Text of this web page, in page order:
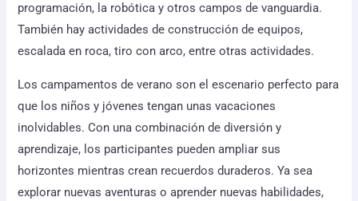
programación, la robótica y otros campos de vanguardia.
También hay actividades de construcción de equipos,
escalada en roca, tiro con arco, entre otras actividades.
Los campamentos de verano son el escenario perfecto para
que los niños y jóvenes tengan unas vacaciones
inolvidables. Con una combinación de diversión y
aprendizaje, los participantes pueden ampliar sus
horizontes mientras crean recuerdos duraderos. Ya sea
explorar nuevas aventuras o aprender nuevas habilidades,